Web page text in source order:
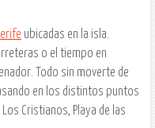
ubicadas en la isla.
o el tiempo en
Todo sin moverte de
en los distintos puntos
Cristianos, Playa de las